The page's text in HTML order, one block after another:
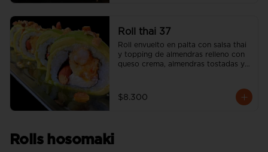
Roll thai 37
Roll envuelto en palta con salsa thai
y topping de almendras relleno con
queso crema, almendras tostadas y
$8.300
Rolls hosomaki